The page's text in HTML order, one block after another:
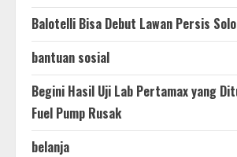
Balotelli Bisa Debut Lawan Persis
bantuan sosial
Begini Hasil Uji Lab Pertamax yang
Fuel Pump Rusak
belanja